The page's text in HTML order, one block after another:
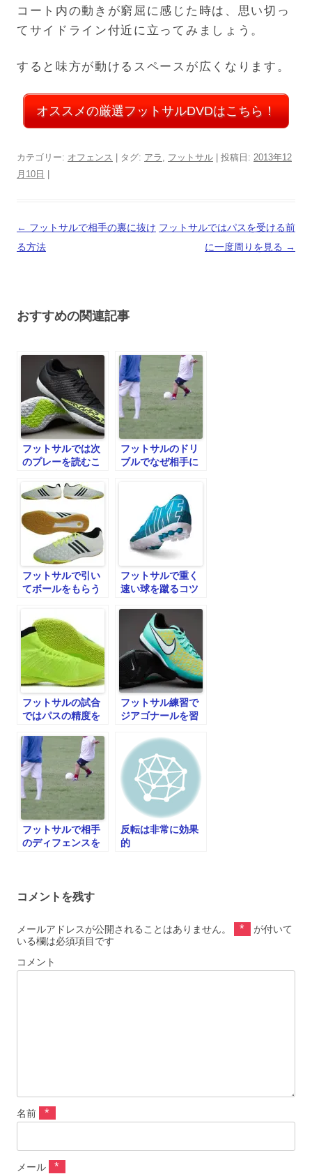
コート内の動きが窮屈に感じた時は、思い切っ
てサイドライン付近に立ってみましょう。
すると味方が動けるスペースが広くなります。
オススメの厳選フットサルDVDはこちら！
カテゴリー: オフェンス | タグ: アラ , フットサル | 投稿日: 2013年12
月10日
投
稿
ー
← フットサルで相手の裏に抜け
る方法
フットサルではパスを受ける前
に一度周りを見る →
おすすめの関連記事
フットサルでは次
のプレーを読むこ
フットサルのドリ
ブルでなぜ相手に
フットサルで引い
てボールをもらう
フットサルで重く
速い球を蹴るコツ
フットサルの試合
ではパスの精度を
フットサル練習で
ジアゴナールを習
フットサルで相手
のディフェンスを
反転は非常に効果
的
コメントを残す
メールアドレスが公開されることはありません。 *
が付いて
いる欄は必須項目です
コメント
名前 *
メール *